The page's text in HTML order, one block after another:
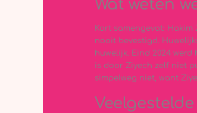
Wat weten
Kort samengevat:
nooit bevestigd.
huwelijk. Eind 2024
is door Ziyech zelf niet
simpelweg niet, want